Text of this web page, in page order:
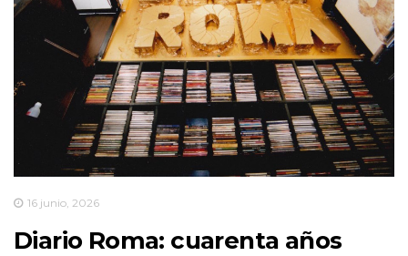
16 junio, 2026
Diario Roma: cuarenta años